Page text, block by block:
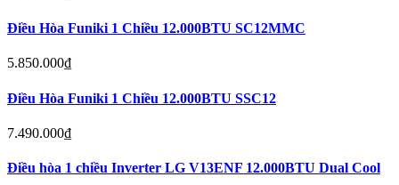
Điều Hòa Funiki 1 Chiều 12.000BTU SC12MMC
5.850.000₫
Điều Hòa Funiki 1 Chiều 12.000BTU SSC12
7.490.000₫
Điều hòa 1 chiều Inverter LG V13ENF 12.000BTU Dual Cool